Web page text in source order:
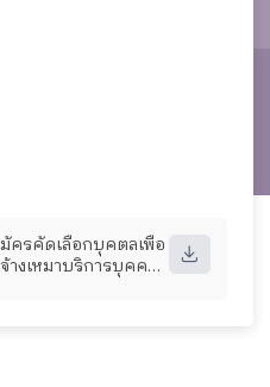
ครคัดเลือกบุคตลเพื่อ
างเหมาบริการบุคคล